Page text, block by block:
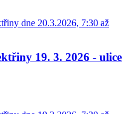
dne 20.3.2026, 7:30 až
19. 3. 2026 - ulice